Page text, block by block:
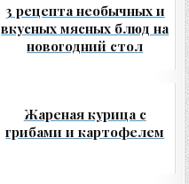
3 рецепта необычных и
вкусных мясных блюд на
новогодний стол
Жареная курица с
грибами и картофелем